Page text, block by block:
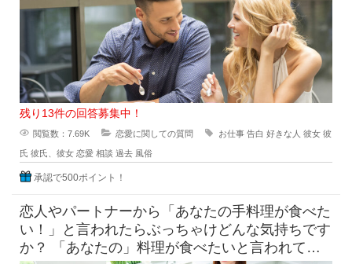
残り13件の回答募集中！
閲覧数：7.69K 恋愛に関しての質問 お仕事 告白 好きな人 彼女 彼
氏 彼氏、彼女 恋愛 相談 過去 風俗
承認で500ポイント！
恋人やパートナーから「あなたの手料理が食べた
い！」と言われたらぶっちゃけどんな気持ちです
か？ 「あなたの」料理が食べたいと言われて素